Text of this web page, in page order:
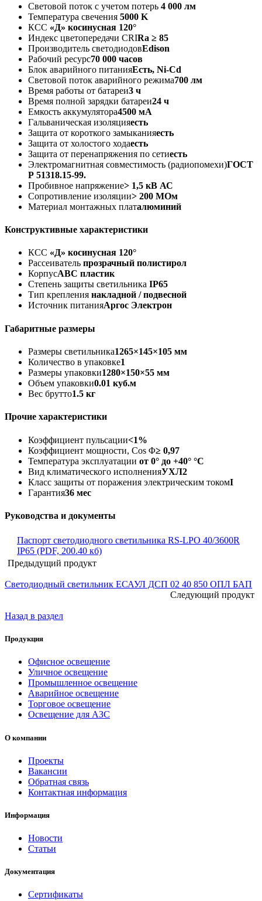
Световой поток с учетом потерь 4 000 лм
Температура свечения 5000 K
КСС «Д» косинусная 120°
Индекс цветопередачи CRIRa ≥ 85
Производитель светодиодовEdison
Рабочий ресурс70 000 часов
Блок аварийного питанияЕсть, Ni-Cd
Световой поток аварийного режима700 лм
Время работы от батареи3 ч
Время полной зарядки батареи24 ч
Емкость аккумулятора4500 мА
Гальваническая изоляцияесть
Защита от короткого замыканияесть
Защита от холостого ходаесть
Защита от перенапряжения по сетиесть
Электромагнитная совместимость (радиопомехи)ГОСТ
Р 51318.15-99.
Пробивное напряжение> 1,5 кВ АС
Сопротивление изоляции> 200 МОм
Материал монтажных платалюминий
Конструктивные характеристики
КСС «Д» косинусная 120°
Рассеиватель прозрачный полистирол
КорпусАВС пластик
Степень защиты светильника IP65
Тип крепления накладной / подвесной
Источник питанияАргос Электрон
Габаритные размеры
Размеры светильника1265×145×105 мм
Количество в упаковке1
Размеры упаковки1280×150×55 мм
Объем упаковки0.01 куб.м
Вес брутто1.5 кг
Прочие характеристики
Коэффициент пульсации<1%
Коэффициент мощности, Cos Φ≥ 0,97
Температура эксплуатации от 0° до +40° °C
Вид климатического исполненияУХЛ2
Класс защиты от поражения электрическим токомI
Гарантия36 мес
Руководства и документы
Паспорт светодиодного светильника RS-LPO 40/3600R
IP65 (PDF, 200.40 кб)
Предыдущий продукт
Светодиодный светильник ЕСАУЛ ДСП 02 40 850 ОПЛ БАП
Следующий продукт
Назад в раздел
Продукция
Офисное освещение
Уличное освещение
Промышленное освещение
Аварийное освещение
Торговое освещение
Освещение для АЗС
О компании
Проекты
Вакансии
Обратная связь
Контактная информация
Информация
Новости
Статьи
Документация
Сертификаты